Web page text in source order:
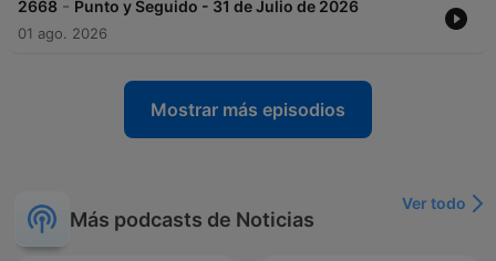
2668 - Punto y Seguido - 31 de Julio de 2026
01 ago. 2026
Mostrar más episodios
Más podcasts de Noticias
Ver todo